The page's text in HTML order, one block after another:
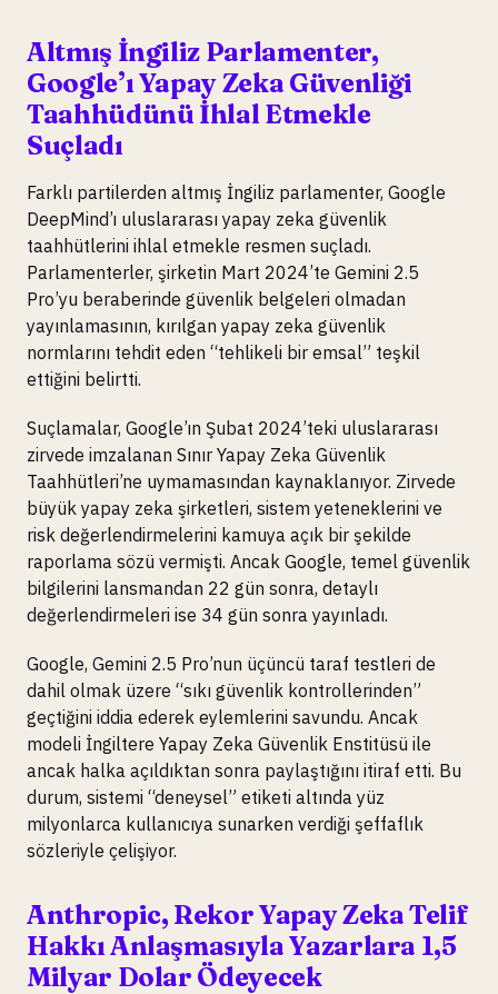
Altmış İngiliz Parlamenter,
Google’ı Yapay Zeka Güvenliği
Taahhüdünü İhlal Etmekle
Suçladı
Farklı partilerden altmış İngiliz parlamenter, Google
DeepMind’ı uluslararası yapay zeka güvenlik
taahhütlerini ihlal etmekle resmen suçladı.
Parlamenterler, şirketin Mart 2024’te Gemini 2.5
Pro’yu beraberinde güvenlik belgeleri olmadan
yayınlamasının, kırılgan yapay zeka güvenlik
normlarını tehdit eden “tehlikeli bir emsal” teşkil
ettiğini belirtti.
Suçlamalar, Google’ın Şubat 2024’teki uluslararası
zirvede imzalanan Sınır Yapay Zeka Güvenlik
Taahhütleri’ne uymamasından kaynaklanıyor. Zirvede
büyük yapay zeka şirketleri, sistem yeteneklerini ve
risk değerlendirmelerini kamuya açık bir şekilde
raporlama sözü vermişti. Ancak Google, temel güvenlik
bilgilerini lansmandan 22 gün sonra, detaylı
değerlendirmeleri ise 34 gün sonra yayınladı.
Google, Gemini 2.5 Pro’nun üçüncü taraf testleri de
dahil olmak üzere “sıkı güvenlik kontrollerinden”
geçtiğini iddia ederek eylemlerini savundu. Ancak
modeli İngiltere Yapay Zeka Güvenlik Enstitüsü ile
ancak halka açıldıktan sonra paylaştığını itiraf etti. Bu
durum, sistemi “deneysel” etiketi altında yüz
milyonlarca kullanıcıya sunarken verdiği şeffaflık
sözleriyle çelişiyor.
Anthropic, Rekor Yapay Zeka Telif
Hakkı Anlaşmasıyla Yazarlara 1,5
Milyar Dolar Ödeyecek